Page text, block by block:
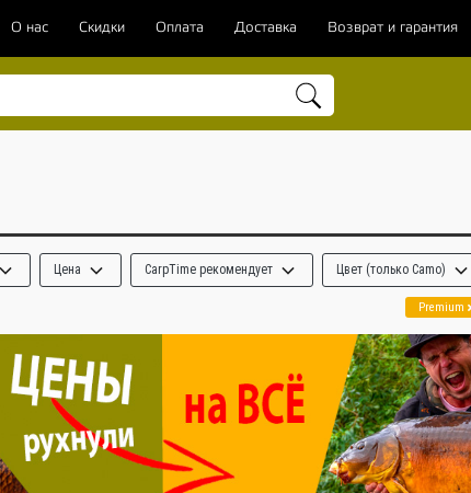
О нас Скидки Оплата Доставка Возврат и гарантия
Цена CarpTime рекомендует Цвет (только Camo)
Premium